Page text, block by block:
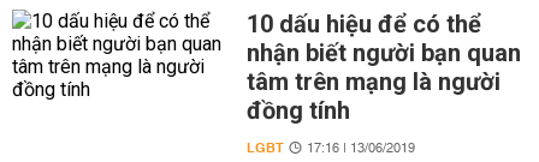
10 dấu hiệu để có thể
nhận biết người bạn quan
tâm trên mạng là người
đồng tính
LGBT 17:16 | 13/06/2019